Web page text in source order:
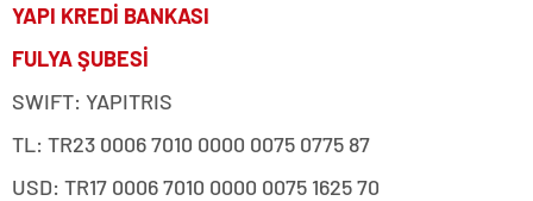
YAPI KREDİ BANKASI
FULYA ŞUBESİ
SWIFT: YAPITRIS
TL: TR23 0006 7010 0000 0075 0775 87
USD: TR17 0006 7010 0000 0075 1625 70